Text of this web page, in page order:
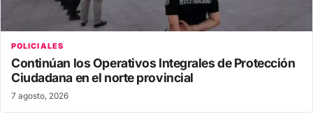
POLICIALES
Continúan los Operativos Integrales de Protección
Ciudadana en el norte provincial
7 agosto, 2026